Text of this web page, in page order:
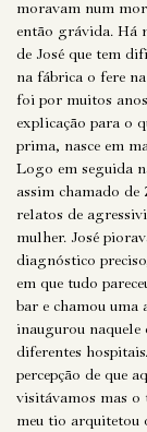
moravam num
então grávida. Há
de José que tem
na fábrica o fere na
foi por muitos
explicação para o
prima, nasce em
Logo em seguida
assim chamado
relatos de
mulher. José
diagnóstico
em que tudo
bar e chamou uma
inaugurou
diferentes
percepção de que
visitávamos mas o
meu tio arquitetou